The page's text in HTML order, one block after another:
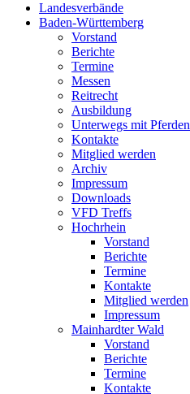
Landesverbände
Baden-Württemberg
Vorstand
Berichte
Termine
Messen
Reitrecht
Ausbildung
Unterwegs mit Pferden
Kontakte
Mitglied werden
Archiv
Impressum
Downloads
VFD Treffs
Hochrhein
Vorstand
Berichte
Termine
Kontakte
Mitglied werden
Impressum
Mainhardter Wald
Vorstand
Berichte
Termine
Kontakte